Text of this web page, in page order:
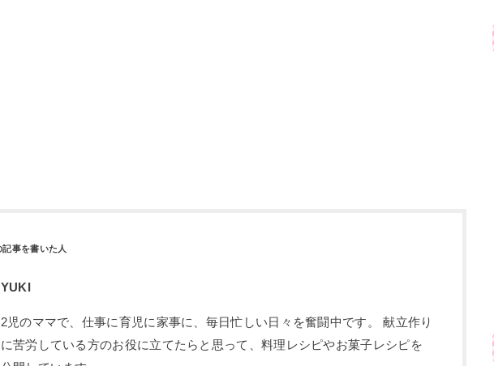
YUKI
2児のママで、仕事に育児に家事に、毎日忙しい日々を奮闘中です。 献立作り
に苦労している方のお役に立てたらと思って、料理レシピやお菓子レシピを